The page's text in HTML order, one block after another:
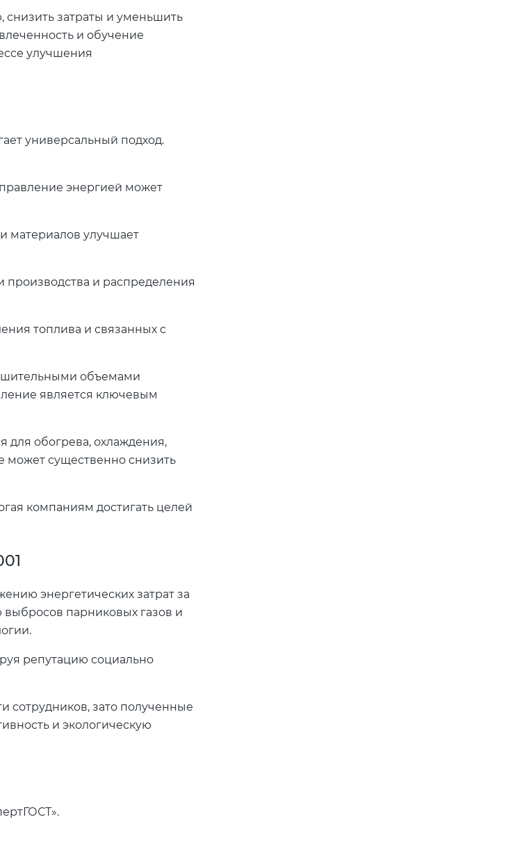
затраты и уменьшить
и обучение
улучшения
универсальный подход.
энергией может
материалов улучшает
производства и распределения
топлива и связанных с
объемами
является ключевым
для обогрева, охлаждения,
существенно снизить
компаниям достигать целей
энергетических затрат за
парниковых газов и
репутацию социально
сотрудников, зато полученные
и экологическую